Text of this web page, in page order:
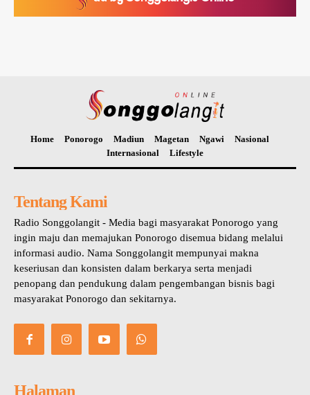
Home Ponorogo Madiun Magetan Ngawi
Nasional
Internasional
Lifestyle
Tentang Kami
Radio Songgolangit - Media bagi masyarakat Ponorogo yang
ingin maju dan memajukan Ponorogo disemua bidang melalui
informasi audio. Nama Songgolangit mempunyai makna
keseriusan dan konsisten dalam berkarya serta menjadi
penopang dan pendukung dalam pengembangan bisnis bagi
masyarakat Ponorogo dan sekitarnya.
Halaman